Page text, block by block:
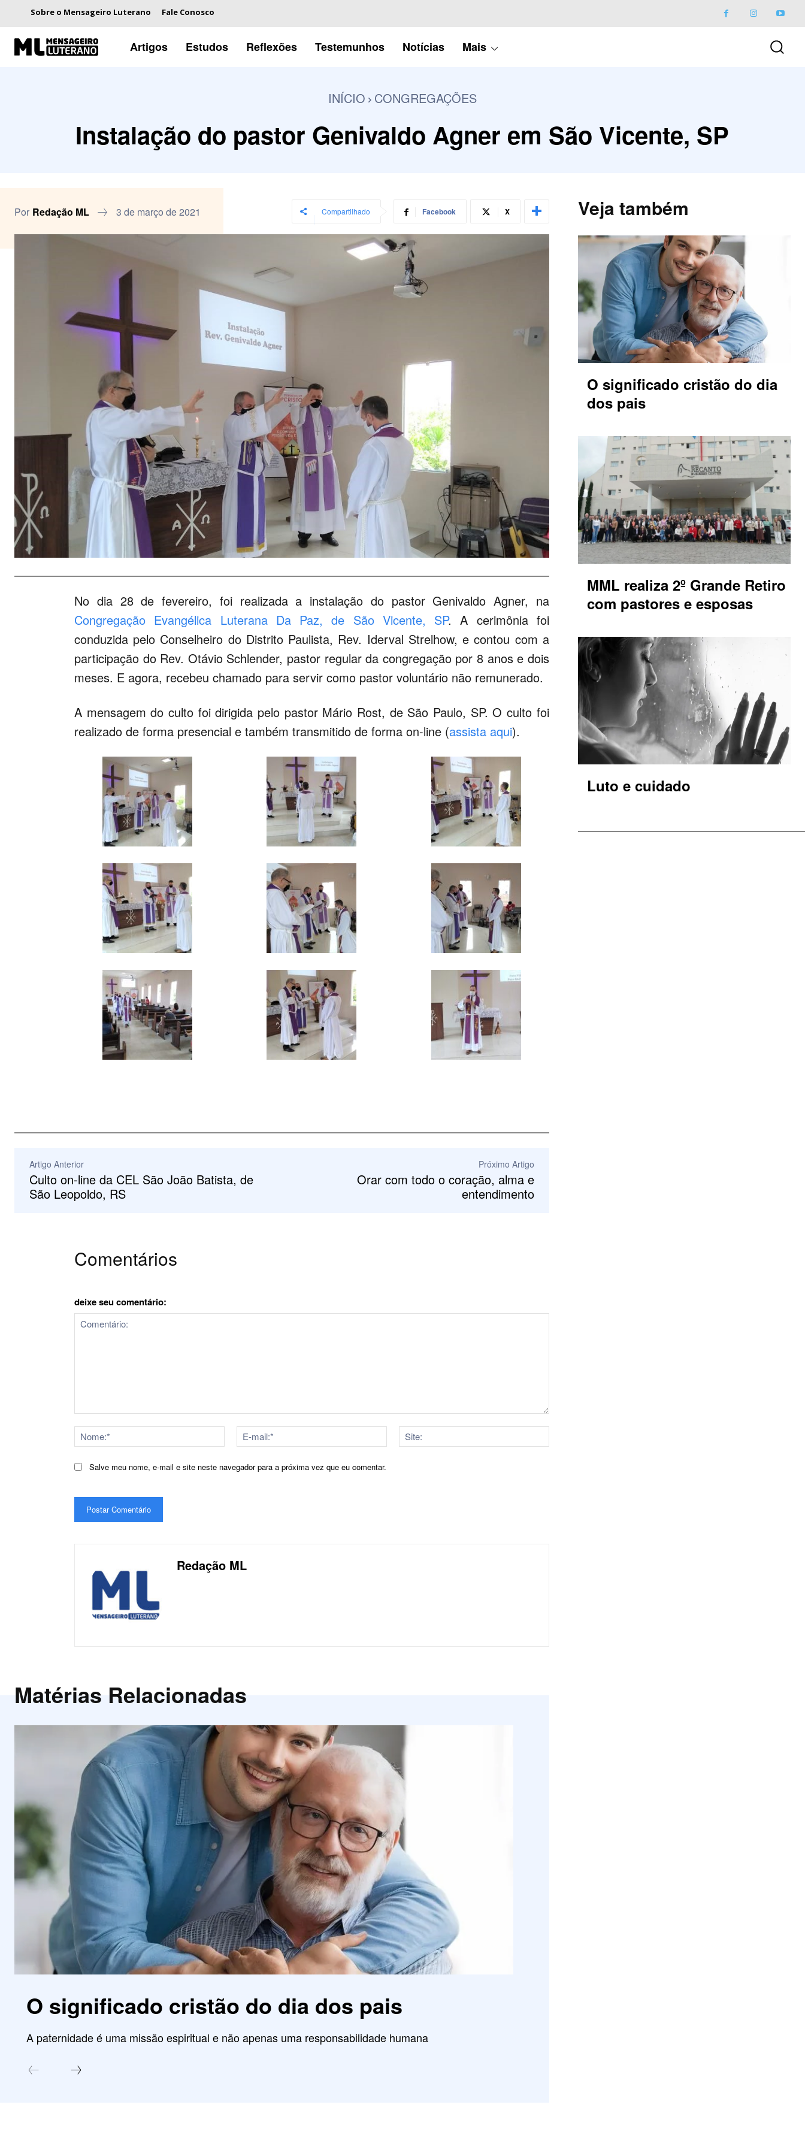
Sobre o Mensageiro Luterano Fale Conosco
Artigos Estudos Reflexões Testemunhos Notícias Mais
INÍCIO CONGREGAÇÕES
Instalação do pastor Genivaldo Agner em São Vicente, SP
Por Redação ML 3 de março de 2021 Compartilhado Facebook X
No dia 28 de fevereiro, foi realizada a instalação do pastor Genivaldo Agner, na
Congregação Evangélica Luterana Da Paz, de São Vicente, SP. A cerimônia foi
conduzida pelo Conselheiro do Distrito Paulista, Rev. Iderval Strelhow, e contou com a
participação do Rev. Otávio Schlender, pastor regular da congregação por 8 anos e dois
meses. E agora, recebeu chamado para servir como pastor voluntário não remunerado.
A mensagem do culto foi dirigida pelo pastor Mário Rost, de São Paulo, SP. O culto foi
realizado de forma presencial e também transmitido de forma on-line (assista aqui).
Artigo Anterior
Culto on-line da CEL São João Batista, de
São Leopoldo, RS
Próximo Artigo
Orar com todo o coração, alma e
entendimento
Comentários
deixe seu comentário:
Nome:*
mail:*
Salve meu nome, e-mail e site neste navegador para a próxima vez que eu comentar.
Redação ML
Matérias Relacionadas
O significado cristão do dia dos pais
A paternidade é uma missão espiritual e não apenas uma responsabilidade humana
Veja também
O significado cristão do dia
dos pais
MML realiza 2º Grande Retiro
com pastores e esposas
Luto e cuidado